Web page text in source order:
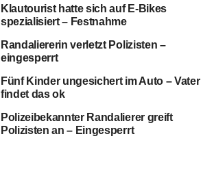
Klautourist hatte sich auf E-Bikes
spezialisiert – Festnahme
Randaliererin verletzt Polizisten –
eingesperrt
Fünf Kinder ungesichert im Auto – Vater
findet das ok
Polizeibekannter Randalierer greift
Polizisten an – Eingesperrt